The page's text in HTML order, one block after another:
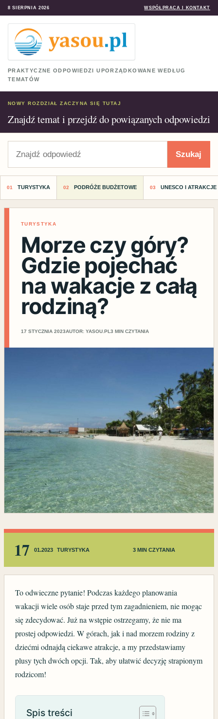
8 SIERPNIA 2026 WSPÓŁPRACA I KONTAKT
PRAKTYCZNE ODPOWIEDZI UPORZĄDKOWANE WEDŁUG
TEMATÓW
NOWY ROZDZIAŁ ZACZYNA SIĘ TUTAJ
Znajdź temat i przejdź do powiązanych odpowiedzi
Szukaj
TURYSTYKA PODRÓŻE BUDŻETOWE UNESCO I
TURYSTYKA
Morze czy góry?
Gdzie pojechać
na wakacje z całą
rodziną?
17 STYCZNIA 2023AUTOR: YASOU.PL 3 MIN CZYTANIA
17 01.2023 TURYSTYKA 3 MIN CZYTANIA
To odwieczne pytanie! Podczas każdego planowania
wakacji wiele osób staje przed tym zagadnieniem, nie mogąc
się zdecydować. Już na wstępie ostrzegamy, że nie ma
prostej odpowiedzi. W górach, jak i nad morzem rodziny z
dziećmi odnajdą ciekawe atrakcje, a my przedstawiamy
plusy tych dwóch opcji. Tak, aby ułatwić decyzję strapionym
rodzicom!
Spis treści